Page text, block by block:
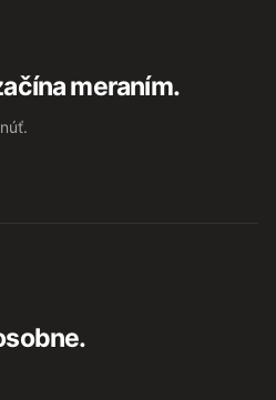
meraním.